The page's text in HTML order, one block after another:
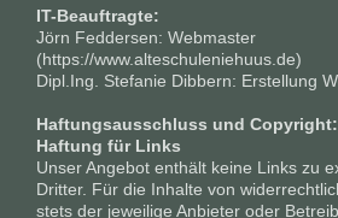
IT-Beauftragte:
Jörn Feddersen: Webmaster
(https://www.alteschuleniehuus.de)
Dipl.Ing. Stefanie Dibbern: Erstellung
Haftungsausschluss und Copyright:
Haftung für Links
Unser Angebot enthält keine Links zu
Dritter. Für die Inhalte von
stets der jeweilige Anbieter oder